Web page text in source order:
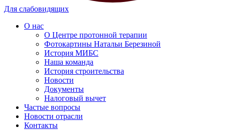
Для слабовидящих
О нас
О Центре протонной терапии
Фотокартины Натальи Березиной
История МИБС
Наша команда
История строительства
Новости
Документы
Налоговый вычет
Частые вопросы
Новости отрасли
Контакты